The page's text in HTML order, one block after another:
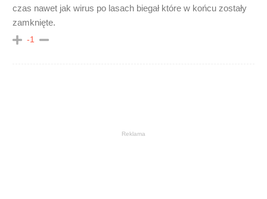
czas nawet jak wirus po lasach biegał które w końcu zostały
zamknięte.
-1
Reklama